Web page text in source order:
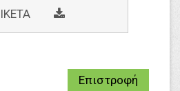
social
Επιστροφή